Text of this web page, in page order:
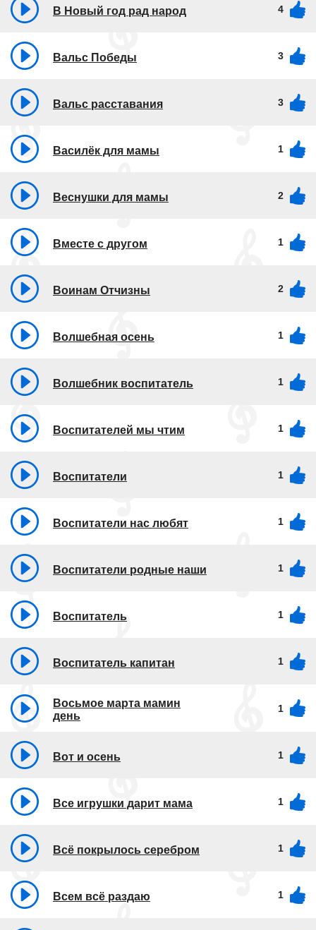
В Новый год рад народ 4
Вальс Победы 3
Вальс расставания 3
Василёк для мамы 1
Веснушки для мамы 2
Вместе с другом 1
Воинам Отчизны 2
Волшебная осень 1
Волшебник воспитатель 1
Воспитателей мы чтим 1
Воспитатели 1
Воспитатели нас любят 1
Воспитатели родные наши 1
Воспитатель 1
Воспитатель капитан 1
Восьмое марта мамин
день
1
Вот и осень 1
Все игрушки дарит мама 1
Всё покрылось серебром 1
Всем всё раздаю 1